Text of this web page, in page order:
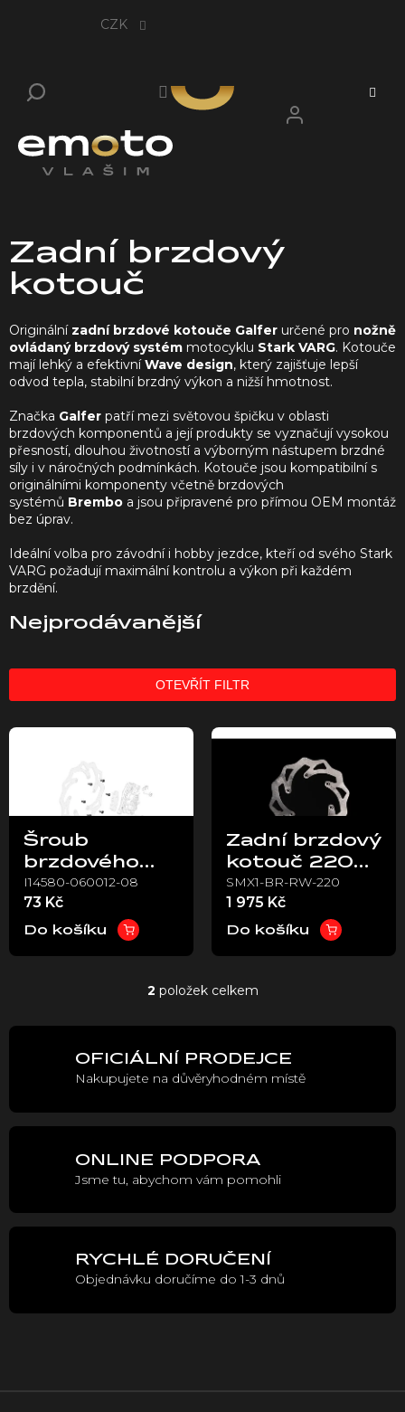
CZK
Zadní brzdový
kotouč
Originální zadní brzdové kotouče Galfer určené pro nožně
ovládaný brzdový systém motocyklu Stark VARG. Kotouče
mají lehký a efektivní Wave design, který zajišťuje lepší
odvod tepla, stabilní brzdný výkon a nižší hmotnost.
Značka Galfer patří mezi světovou špičku v oblasti
brzdových komponentů a její produkty se vyznačují vysokou
přesností, dlouhou životností a výborným nástupem brzdné
síly i v náročných podmínkách. Kotouče jsou kompatibilní s
originálními komponenty včetně brzdových
systémů Brembo a jsou připravené pro přímou OEM montáž
bez úprav.
Ideální volba pro závodní i hobby jezdce, kteří od svého Stark
VARG požadují maximální kontrolu a výkon při každém
brzdění.
Nejprodávanější
OTEVŘÍT FILTR
V
Šroub
brzdového
kotouče
M6x12 –
Stark VARG
I14580-060012-08
73 Kč
Do košíku
Zadní brzdový
kotouč 220
mm – Stark
VARG
SMX1-BR-RW-220
1 975 Kč
Do košíku
O
á
d
a
í
r
v
k
p
2 položek celkem
OFICIÁLNÍ PRODEJCE
Nakupujete na důvěryhodném místě
ONLINE PODPORA
Jsme tu, abychom vám pomohli
RYCHLÉ DORUČENÍ
Objednávku doručíme do 1-3 dnů